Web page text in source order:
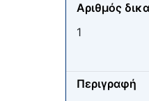
Αριθμός
1
Περιγραφή